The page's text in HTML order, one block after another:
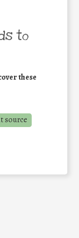
to
these
source